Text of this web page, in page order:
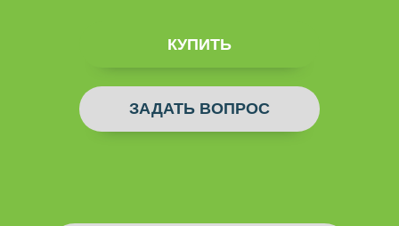
КУПИТЬ
ДОБАВЛЕНО
ЗАДАТЬ ВОПРОС